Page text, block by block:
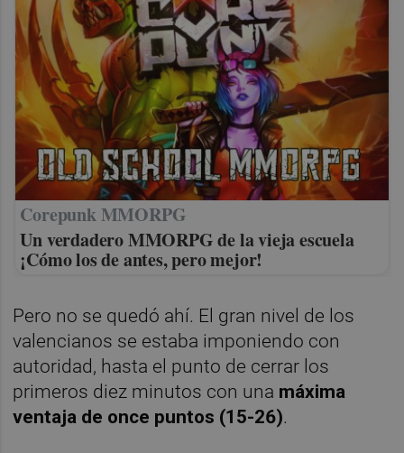
Corepunk MMORPG
Un verdadero MMORPG de la vieja escuela
¡Cómo los de antes, pero mejor!
Pero no se quedó ahí. El gran nivel de los
valencianos se estaba imponiendo con
autoridad, hasta el punto de cerrar los
primeros diez minutos con una máxima
ventaja de once puntos (15-26).